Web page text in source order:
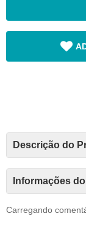
Descrição do
Informações
Carregando